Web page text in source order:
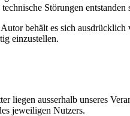
Störungen entstanden
behält es sich ausdrücklich
einzustellen.
liegen ausserhalb unseres
jeweiligen Nutzers.